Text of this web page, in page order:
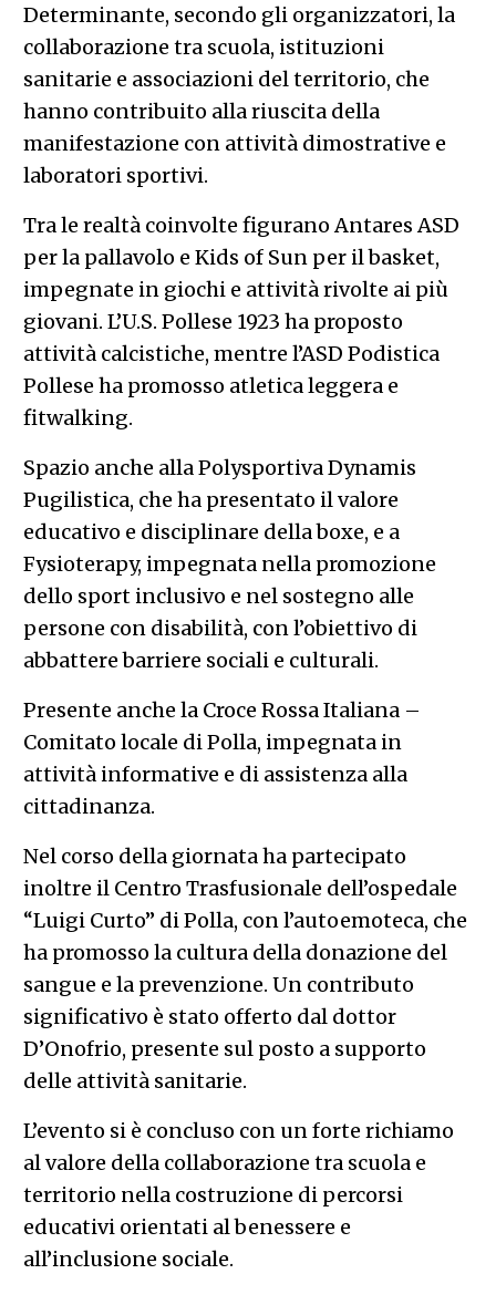
Determinante, secondo gli organizzatori, la
collaborazione tra scuola, istituzioni
sanitarie e associazioni del territorio, che
hanno contribuito alla riuscita della
manifestazione con attività dimostrative e
laboratori sportivi.
Tra le realtà coinvolte figurano Antares ASD
per la pallavolo e Kids of Sun per il basket,
impegnate in giochi e attività rivolte ai più
giovani. L’U.S. Pollese 1923 ha proposto
attività calcistiche, mentre l’ASD Podistica
Pollese ha promosso atletica leggera e
fitwalking.
Spazio anche alla Polysportiva Dynamis
Pugilistica, che ha presentato il valore
educativo e disciplinare della boxe, e a
Fysioterapy, impegnata nella promozione
dello sport inclusivo e nel sostegno alle
persone con disabilità, con l’obiettivo di
abbattere barriere sociali e culturali.
Presente anche la Croce Rossa Italiana –
Comitato locale di Polla, impegnata in
attività informative e di assistenza alla
cittadinanza.
Nel corso della giornata ha partecipato
inoltre il Centro Trasfusionale dell’ospedale
“Luigi Curto” di Polla, con l’autoemoteca, che
ha promosso la cultura della donazione del
sangue e la prevenzione. Un contributo
significativo è stato offerto dal dottor
D’Onofrio, presente sul posto a supporto
delle attività sanitarie.
L’evento si è concluso con un forte richiamo
al valore della collaborazione tra scuola e
territorio nella costruzione di percorsi
educativi orientati al benessere e
all’inclusione sociale.